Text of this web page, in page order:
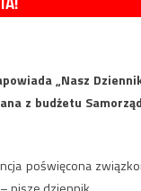
„Nasz
z budżetu
poświęcona